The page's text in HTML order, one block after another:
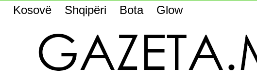
Kosovë Shqipëri Bota Glow